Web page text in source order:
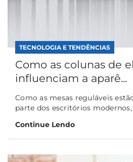
TECNOLOGIA E TENDÊNCIAS
Como as colunas de
influenciam a aparê...
Como as mesas reguláveis
parte dos escritórios modernos,
Continue Lendo